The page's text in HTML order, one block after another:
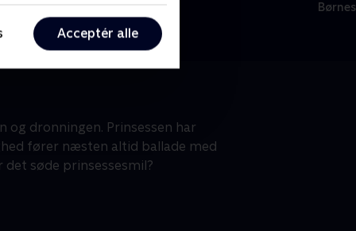
Acceptér alle
• 3 sæsoner
dronningen. Prinsessen har
fører næsten altid ballade med
det søde prinsessesmil?